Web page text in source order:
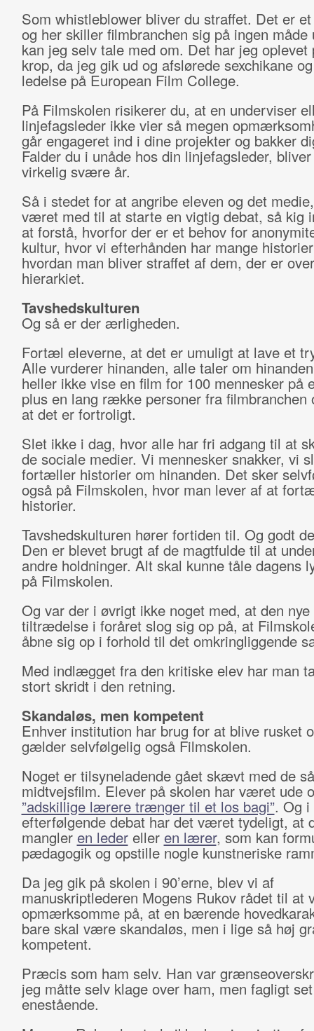
Som whistleblower bliver du straffet. Det er
og her skiller filmbranchen sig på ingen måde
kan jeg selv tale med om. Det har jeg oplevet
krop, da jeg gik ud og afslørede sexchikane
ledelse på European Film College.
På Filmskolen risikerer du, at en underviser
linjefagsleder ikke vier så megen
går engageret ind i dine projekter og bakker
Falder du i unåde hos din linjefagsleder,
virkelig svære år.
Så i stedet for at angribe eleven og det
været med til at starte en vigtig debat, så kig
at forstå, hvorfor der er et behov for
kultur, hvor vi efterhånden har mange
hvordan man bliver straffet af dem, der er
hierarkiet.
Tavshedskulturen
Og så er der ærligheden.
Fortæl eleverne, at det er umuligt at lave et
Alle vurderer hinanden, alle taler om
heller ikke vise en film for 100 mennesker på
plus en lang række personer fra
at det er fortroligt.
Slet ikke i dag, hvor alle har fri adgang til at
de sociale medier. Vi mennesker snakker, vi
fortæller historier om hinanden. Det sker
også på Filmskolen, hvor man lever af at
historier.
Tavshedskulturen hører fortiden til. Og godt
Den er blevet brugt af de magtfulde til at
andre holdninger. Alt skal kunne tåle dagens
på Filmskolen.
Og var der i øvrigt ikke noget med, at den
tiltrædelse i foråret slog sig op på, at
åbne sig op i forhold til det omkringliggende
Med indlægget fra den kritiske elev har man
stort skridt i den retning.
Skandaløs, men kompetent
Enhver institution har brug for at blive rusket
gælder selvfølgelig også Filmskolen.
Noget er tilsyneladende gået skævt med de
midtvejsfilm. Elever på skolen har været ude
”adskillige lærere trænger til et los bagi”. Og i
efterfølgende debat har det været tydeligt, at
mangler en ledereller en lærer, som kan
pædagogik og opstille nogle kunstneriske
Da jeg gik på skolen i 90’erne, blev vi af
manuskriptlederen Mogens Rukov rådet til at
opmærksomme på, at en bærende
bare skal være skandaløs, men i lige så høj
kompetent.
Præcis som ham selv. Han var
jeg måtte selv klage over ham, men fagligt
enestående.